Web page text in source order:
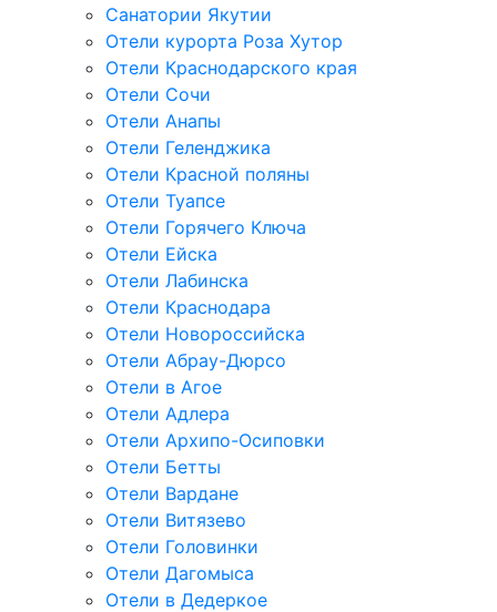
Санатории Якутии
Отели курорта Роза Хутор
Отели Краснодарского края
Отели Сочи
Отели Анапы
Отели Геленджика
Отели Красной поляны
Отели Туапсе
Отели Горячего Ключа
Отели Ейска
Отели Лабинска
Отели Краснодара
Отели Новороссийска
Отели Абрау-Дюрсо
Отели в Агое
Отели Адлера
Отели Архипо-Осиповки
Отели Бетты
Отели Вардане
Отели Витязево
Отели Головинки
Отели Дагомыса
Отели в Дедеркое